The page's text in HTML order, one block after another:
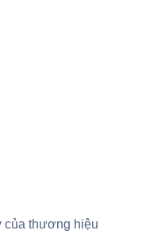
của thương hiệu